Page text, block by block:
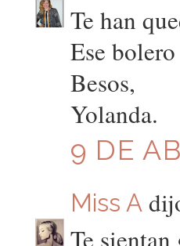
Te han
Ese
Besos,
Yolanda.
9 DE
Miss A
Te sientan